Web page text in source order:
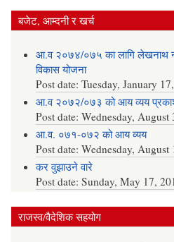
बजेट, आम्दनी र खर्च
आ.व २०७४/०७५ का लागि लेखनाथ
विकास योजना
Post date:Tuesday, January
आ.व २०७२/०७३ को आय व्यय
Post date:Wednesday, August
आ.व. ०७१-०७२ को आय व्यय
Post date:Wednesday,
कर वुझाउने वारे
Post date:Sunday, May 17,
राजस्व/वैदेशिक सहयोग